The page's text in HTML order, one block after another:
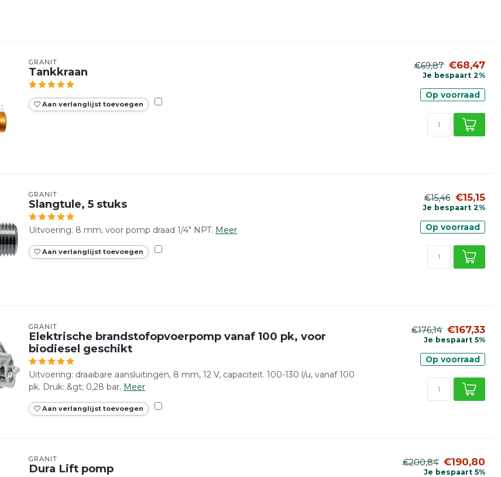
GRANIT
Tankkraan
Aan verlanglijst toevoegen
€69,87 €68,47
Je bespaart 2%
Op voorraad
GRANIT
Slangtule, 5 stuks
Uitvoering: 8 mm, voor pomp draad 1/4" NPT. Meer
Aan verlanglijst toevoegen
€15,46 €15,15
Je bespaart 2%
Op voorraad
GRANIT
Elektrische brandstofopvoerpomp vanaf 100 pk, voor
biodiesel geschikt
Uitvoering: draaibare aansluitingen, 8 mm, 12 V, capaciteit. 100-130 l/u, vanaf 100
pk. Druk: &gt; 0,28 bar. Meer
Aan verlanglijst toevoegen
€176,14 €167,33
Je bespaart 5%
Op voorraad
GRANIT
Dura Lift pomp €200,84 €190,80
Je bespaart 5%